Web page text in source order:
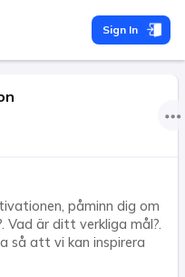
Sign In
påminn dig om
Vad är ditt verkliga mål?.
så att vi kan inspirera